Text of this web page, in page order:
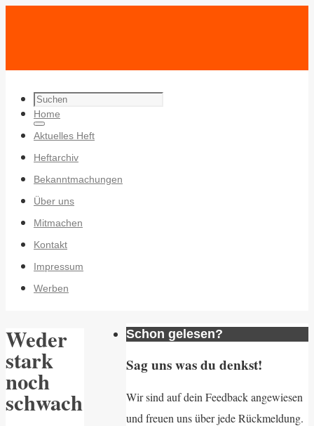
Search
for:
Search
Zum
Inhalt
springen
Home
Aktuelles Heft
Heftarchiv
Bekanntmachungen
Über uns
Mitmachen
Kontakt
Impressum
Werben
Weder
stark
noch
schwach
Schon gelesen?
Sag uns was du denkst!
Wir sind auf dein Feedback angewiesen
und freuen uns über jede Rückmeldung.